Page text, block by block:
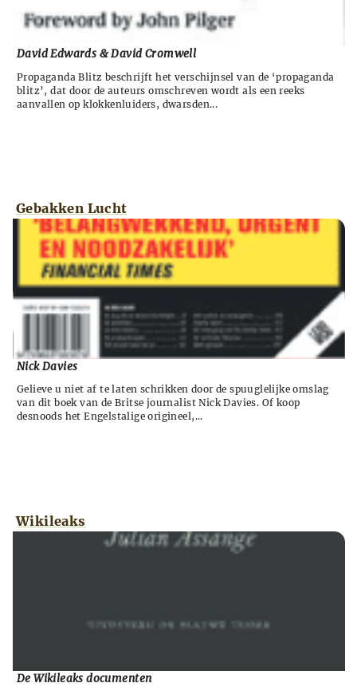
David Edwards & David Cromwell
Propaganda Blitz beschrijft het verschijnsel van de ‘propaganda
blitz’, dat door de auteurs omschreven wordt als een reeks
aanvallen op klokkenluiders, dwarsden...
Gebakken Lucht
Nick Davies
Gelieve u niet af te laten schrikken door de spuuglelijke omslag
van dit boek van de Britse journalist Nick Davies. Of koop
desnoods het Engelstalige origineel,...
Wikileaks
De Wikileaks documenten